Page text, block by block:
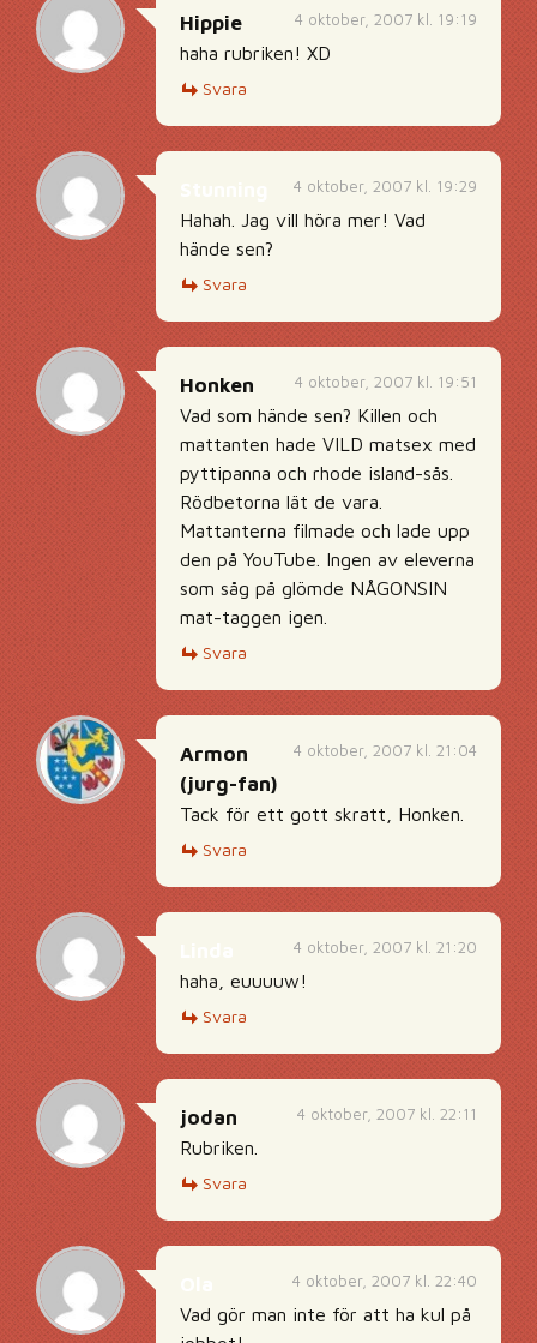
4 oktober, 2007 kl. 19:19
Hippie
haha rubriken! XD
Svara
4 oktober, 2007 kl. 19:29
Hahah. Jag vill höra mer! Vad
hände sen?
Svara
4 oktober, 2007 kl. 19:51
Honken
Vad som hände sen? Killen och
mattanten hade VILD matsex med
pyttipanna och rhode island-sås.
Rödbetorna lät de vara.
Mattanterna filmade och lade upp
den på YouTube. Ingen av eleverna
som såg på glömde NÅGONSIN
mat-taggen igen.
Svara
4 oktober, 2007 kl. 21:04
Armon
(jurg-fan)
Tack för ett gott skratt, Honken.
Svara
4 oktober, 2007 kl. 21:20
haha, euuuuw!
Svara
4 oktober, 2007 kl. 22:11
jodan
Rubriken.
Svara
4 oktober, 2007 kl. 22:40
Vad gör man inte för att ha kul på